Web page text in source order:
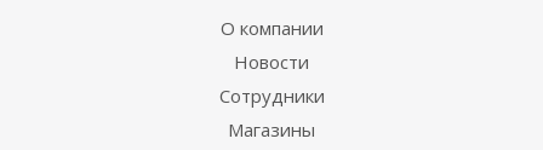
О компании
Новости
Сотрудники
Магазины